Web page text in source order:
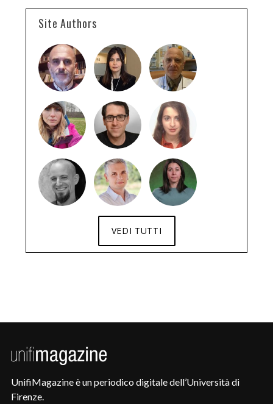
Site Authors
VEDI TUTTI
UnifiMagazine è un periodico digitale dell’Università di
Firenze.